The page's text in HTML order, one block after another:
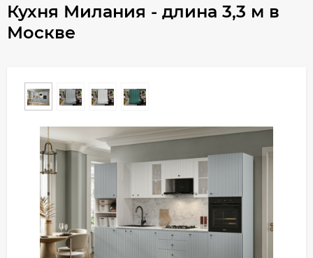
Кухня Милания - длина 3,3 м в
Москве